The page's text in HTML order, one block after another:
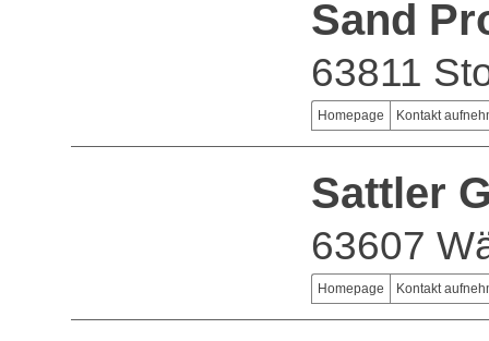
Sand
63811
Homepage Kontakt
Sattler
63607
Homepage Kontakt